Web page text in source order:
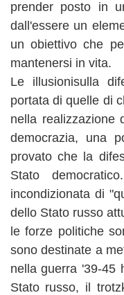
prender posto in
dall'essere un
un obiettivo che
mantenersi in vita.
Le illusionisulla
portata di quelle di
nella realizzazione
democrazia, una
provato che la
Stato
incondizionata di
dello Stato russo
le forze politiche
sono destinate a
nella guerra '39-45
Stato russo, il